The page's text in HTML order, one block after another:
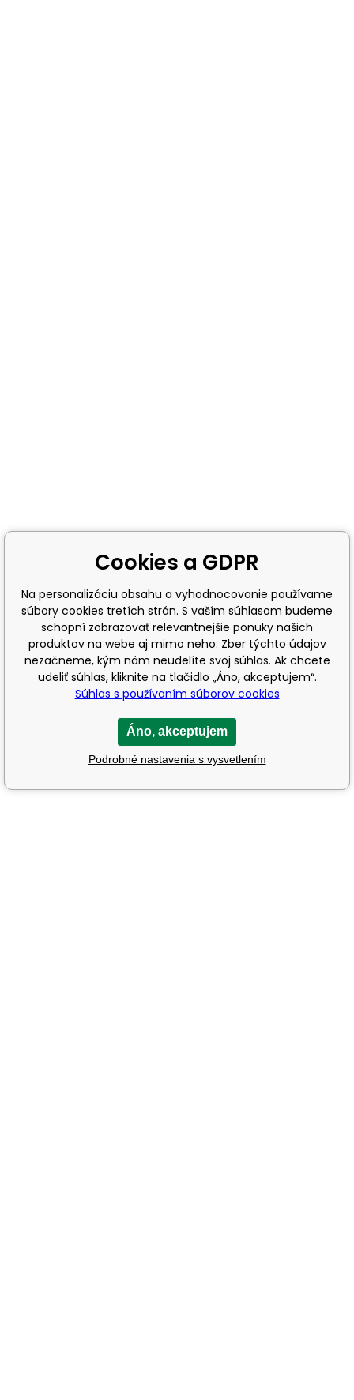
Cookies a GDPR
Na personalizáciu obsahu a vyhodnocovanie používame
súbory cookies tretích strán. S vaším súhlasom budeme
schopní zobrazovať relevantnejšie ponuky našich
produktov na webe aj mimo neho. Zber týchto údajov
nezačneme, kým nám neudelíte svoj súhlas. Ak chcete
udeliť súhlas, kliknite na tlačidlo „Áno, akceptujem“.
Súhlas s používaním súborov cookies
Áno, akceptujem
Podrobné nastavenia s vysvetlením